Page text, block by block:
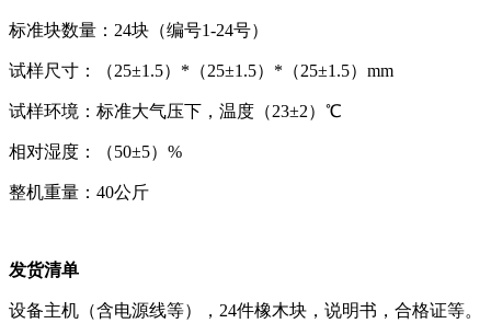
标准块数量：24块（编号1-24号）
试样尺寸：（25±1.5）*（25±1.5）*（25±1.5）mm
试样环境：标准大气压下，温度（23±2）℃
相对湿度：（50±5）%
整机重量：40公斤
发货清单
设备主机（含电源线等），24件橡木块，说明书，合格证等。